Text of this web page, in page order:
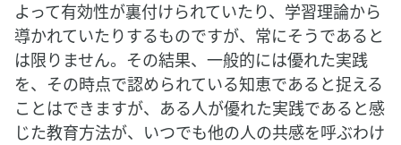
よって有効性が裏付けられていたり、学習理論から
導かれていたりするものですが、常にそうであると
は限りません。その結果、一般的には優れた実践
を、その時点で認められている知恵であると捉える
ことはできますが、ある人が優れた実践であると感
じた教育方法が、いつでも他の人の共感を呼ぶわけ